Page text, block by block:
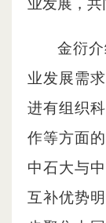
业发展，共
金衍
业发展需
进有组织
作等方面
中石大与
互补优势